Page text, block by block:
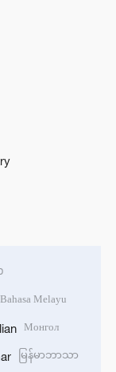
Bahasa Melayu
Монгол
မြန်မာဘာသာ